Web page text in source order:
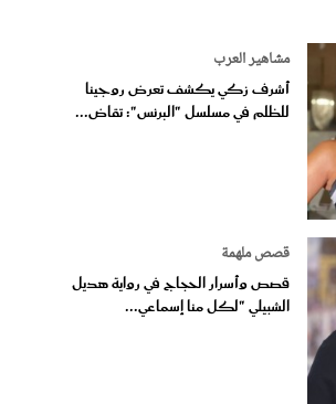
مشاهير العرب
أشرف زكي يكشف تعرض روجينا
للظلم في مسلسل "البرنس": تقاض...
قصص ملهمة
قصص وأسرار الحجاج في رواية هديل
الشبيلي "لكل منا إسماعي...